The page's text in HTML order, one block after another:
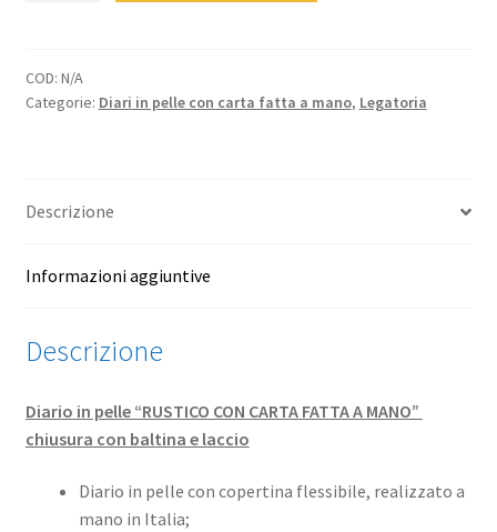
CON
CARTA
chiusura
baltina
quantità
COD: N/A
Categorie: Diari in pelle con carta fatta a mano, Legatoria
Descrizione
Informazioni aggiuntive
Descrizione
Diario in pelle “RUSTICO CON CARTA FATTA A MANO”
chiusura con baltina e laccio
Diario in pelle con copertina flessibile, realizzato a
mano in Italia;